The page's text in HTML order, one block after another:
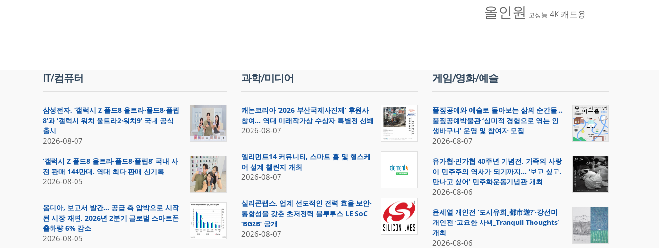
올인원 고성능 4K 캐드용
IT/컴퓨터
삼성전자, ‘갤럭시 Z 폴드8 울트라·폴드8·플립
8’과 ‘갤럭시 워치 울트라2·워치9’ 국내 공식
출시
2026-08-07
‘갤럭시 Z 폴드8 울트라·폴드8·플립8’ 국내 사
전 판매 144만대, 역대 최다 판매 신기록
2026-08-05
옴디아, 보고서 발간… 공급 측 압박으로 시작
된 시장 재편, 2026년 2분기 글로벌 스마트폰
출하량 6% 감소
2026-08-05
과학/미디어
캐논코리아 ‘2026 부산국제사진제’ 후원사
참여… 역대 미래작가상 수상자 특별전 선봬
2026-08-07
엘리먼트14 커뮤니티, 스마트 홈 및 헬스케
어 설계 챌린지 개최
2026-08-07
실리콘랩스, 업계 선도적인 전력 효율·보안·
통합성을 갖춘 초저전력 블루투스 LE SoC
‘BG2B’ 공개
2026-08-07
게임/영화/예술
풀짚공예와 예술로 돌아보는 삶의 순간들…
풀짚공예박물관 ‘심미적 경험으로 엮는 인
생바구니’ 운영 및 참여자 모집
2026-08-07
유가협·민가협 40주년 기념전, 가족의 사랑
이 민주주의 역사가 되기까지… ‘보고 싶고,
만나고 싶어’ 민주화운동기념관 개최
2026-08-06
윤세열 개인전 ‘도시유희_都市遊?’·강선미
개인전 ‘고요한 사색_Tranquil Thoughts’
개최
2026-08-06